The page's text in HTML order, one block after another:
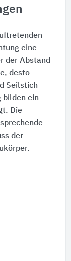
eine
der Abstand
desto
Seilstich
bilden ein
Die
der